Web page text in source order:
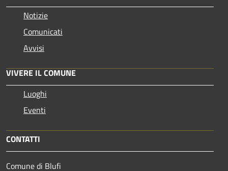
Notizie
Comunicati
Avvisi
VIVERE IL COMUNE
Luoghi
Eventi
CONTATTI
Comune di Blufi